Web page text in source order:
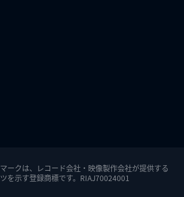
ークは、レコード会社・映像製作会社が提供する
を示す登録商標です。RIAJ70024001